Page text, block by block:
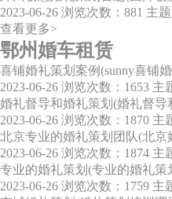
2023-06-26 浏览次数：881 主
查看更多>
鄂州婚车租赁
喜铺婚礼策划案例(sunny喜铺
2023-06-26 浏览次数：1653 主
婚礼督导和婚礼策划(婚礼督
2023-06-26 浏览次数：1870 主
北京专业的婚礼策划团队(北京
2023-06-26 浏览次数：1874 主
专业的婚礼策划(专业的婚礼
2023-06-26 浏览次数：1759 主